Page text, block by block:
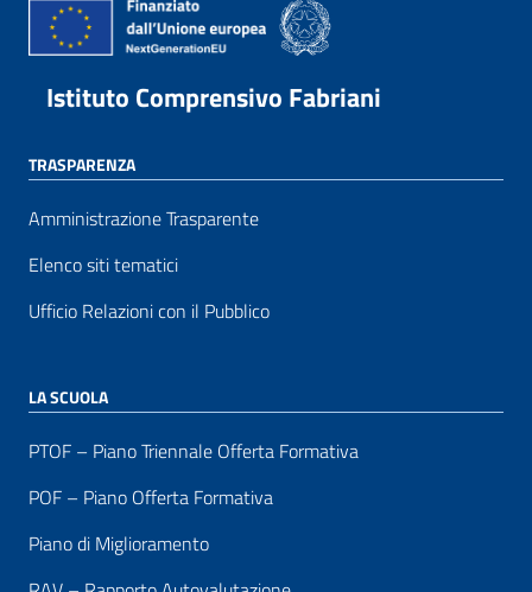
Istituto Comprensivo Fabriani
TRASPARENZA
Amministrazione Trasparente
Elenco siti tematici
Ufficio Relazioni con il Pubblico
LA SCUOLA
PTOF – Piano Triennale Offerta Formativa
POF – Piano Offerta Formativa
Piano di Miglioramento